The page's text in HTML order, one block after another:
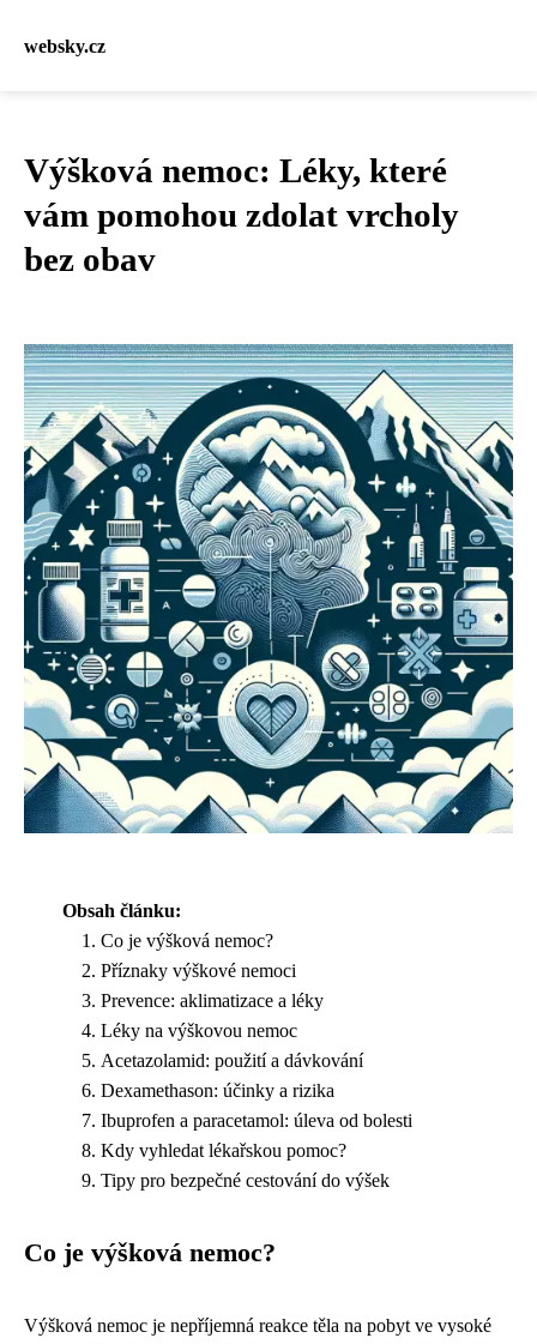
websky.cz
Výšková nemoc: Léky, které
vám pomohou zdolat vrcholy
bez obav
Obsah článku:
Co je výšková nemoc?
Příznaky výškové nemoci
Prevence: aklimatizace a léky
Léky na výškovou nemoc
Acetazolamid: použití a dávkování
Dexamethason: účinky a rizika
Ibuprofen a paracetamol: úleva od bolesti
Kdy vyhledat lékařskou pomoc?
Tipy pro bezpečné cestování do výšek
Co je výšková nemoc?
Výšková nemoc je nepříjemná reakce těla na pobyt ve vysoké